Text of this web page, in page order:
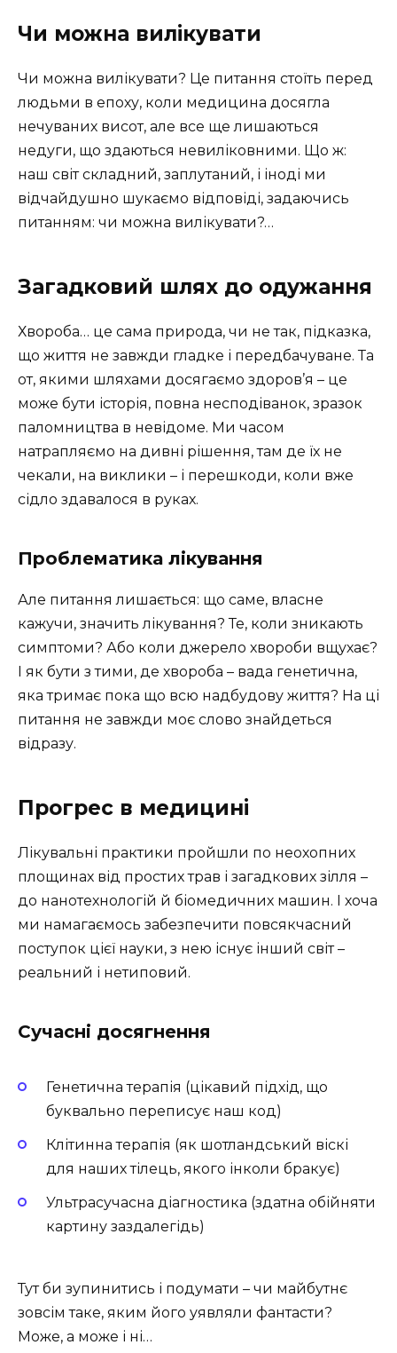
Чи можна вилікувати
Чи можна вилікувати? Це питання стоїть перед
людьми в епоху, коли медицина досягла
нечуваних висот, але все ще лишаються
недуги, що здаються невиліковними. Що ж:
наш світ складний, заплутаний, і іноді ми
відчайдушно шукаємо відповіді, задаючись
питанням: чи можна вилікувати?…
Загадковий шлях до одужання
Хвороба… це сама природа, чи не так, підказка,
що життя не завжди гладке і передбачуване. Та
от, якими шляхами досягаємо здоров’я – це
може бути історія, повна несподіванок, зразок
паломництва в невідоме. Ми часом
натрапляємо на дивні рішення, там де їх не
чекали, на виклики – і перешкоди, коли вже
сідло здавалося в руках.
Проблематика лікування
Але питання лишається: що саме, власне
кажучи, значить лікування? Те, коли зникають
симптоми? Або коли джерело хвороби вщухає?
І як бути з тими, де хвороба – вада генетична,
яка тримає пока що всю надбудову життя? На ці
питання не завжди моє слово знайдеться
відразу.
Прогрес в медицині
Лікувальні практики пройшли по неохопних
площинах від простих трав і загадкових зілля –
до нанотехнологій й біомедичних машин. І хоча
ми намагаємось забезпечити повсякчасний
поступок цієї науки, з нею існує інший світ –
реальний і нетиповий.
Сучасні досягнення
Генетична терапія (цікавий підхід, що
буквально переписує наш код)
Клітинна терапія (як шотландський віскі
для наших тілець, якого інколи бракує)
Ультрасучасна діагностика (здатна обійняти
картину заздалегідь)
Тут би зупинитись і подумати – чи майбутнє
зовсім таке, яким його уявляли фантасти?
Може, а може і ні…